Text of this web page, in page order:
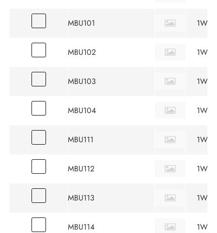
MBU101 1W
MBU102 1W
MBU103 1W
MBU104 1W
MBU111 1W
MBU112 1W
MBU113 1W
MBU114 1W